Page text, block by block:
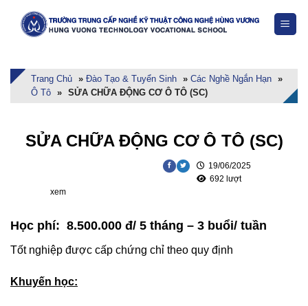
Trang Chủ » Đào Tạo & Tuyển Sinh » Các Nghề Ngắn Hạn »
Ô Tô » SỬA CHỮA ĐỘNG CƠ Ô TÔ (SC)
SỬA CHỮA ĐỘNG CƠ Ô TÔ (SC)
19/06/2025
692 lượt
xem
Học phí: 8.500.000 đ/ 5 tháng – 3 buổi/ tuần
Tốt nghiệp được cấp chứng chỉ theo quy định
Khuyến học: